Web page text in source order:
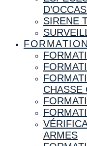
SIRENE
CHASSE
ARMES